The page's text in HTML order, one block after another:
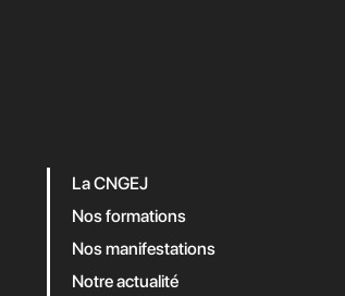
La CNGEJ
Nos formations
Nos manifestations
Notre actualité